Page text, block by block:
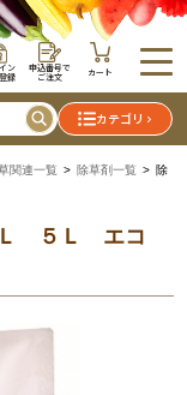
ン
録
申込番号で
ご注文 カート
カテゴリ
関連一覧 > 除草剤一覧 > 除
Ｌ ５Ｌ エコ